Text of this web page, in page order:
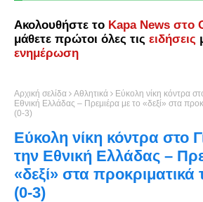
Ακολουθήστε το Kapa News στο
μάθετε πρώτοι όλες τις ειδήσεις
ενημέρωση
Αρχική σελίδα Αθλητικά
Εύκολη νίκη κόντρα
Εθνική Ελλάδας – Πρεμιέρα με το «δεξί» στα
(0-3)
Εύκολη νίκη κόντρα στο
την Εθνική Ελλάδας –
«δεξί» στα
(0-3)